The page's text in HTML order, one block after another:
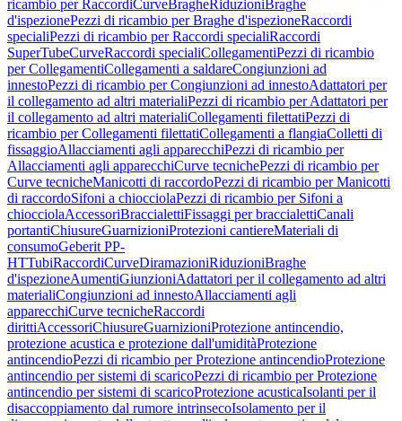
ricambio per RaccordiCurveBragheRiduzioniBraghe
d'ispezionePezzi di ricambio per Braghe d'ispezioneRaccordi
specialiPezzi di ricambio per Raccordi specialiRaccordi
SuperTubeCurveRaccordi specialiCollegamentiPezzi di ricambio
per CollegamentiCollegamenti a saldareCongiunzioni ad
innestoPezzi di ricambio per Congiunzioni ad innestoAdattatori per
il collegamento ad altri materialiPezzi di ricambio per Adattatori per
il collegamento ad altri materialiCollegamenti filettatiPezzi di
ricambio per Collegamenti filettatiCollegamenti a flangiaColletti di
fissaggioAllacciamenti agli apparecchiPezzi di ricambio per
Allacciamenti agli apparecchiCurve tecnichePezzi di ricambio per
Curve tecnicheManicotti di raccordoPezzi di ricambio per Manicotti
di raccordoSifoni a chiocciolaPezzi di ricambio per Sifoni a
chiocciolaAccessoriBraccialettiFissaggi per braccialettiCanali
portantiChiusureGuarnizioniProtezioni cantiereMateriali di
consumoGeberit PP-
HTTubiRaccordiCurveDiramazioniRiduzioniBraghe
d'ispezioneAumentiGiunzioniAdattatori per il collegamento ad altri
materialiCongiunzioni ad innestoAllacciamenti agli
apparecchiCurve tecnicheRaccordi
dirittiAccessoriChiusureGuarnizioniProtezione antincendio,
protezione acustica e protezione dall'umiditàProtezione
antincendioPezzi di ricambio per Protezione antincendioProtezione
antincendio per sistemi di scaricoPezzi di ricambio per Protezione
antincendio per sistemi di scaricoProtezione acusticaIsolanti per il
disaccoppiamento dal rumore intrinsecoIsolamento per il